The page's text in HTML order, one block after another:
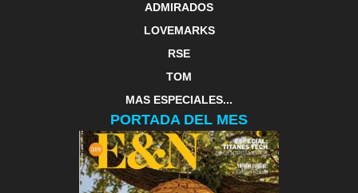
ADMIRADOS
LOVEMARKS
RSE
TOM
MAS ESPECIALES...
PORTADA DEL MES